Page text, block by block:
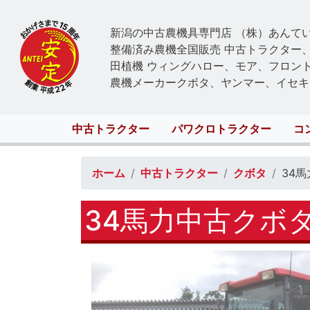
新潟の中古農機具専門店 （株）あんて
整備済み農機全国販売 中古トラクター
田植機 ウィングハロー、モア、フロン
農機メーカークボタ、ヤンマー、イセ
Main
navigation
中古トラクター パワクロトラクター コ
ホーム 中古トラクター クボタ 34馬
34馬力中古クボ